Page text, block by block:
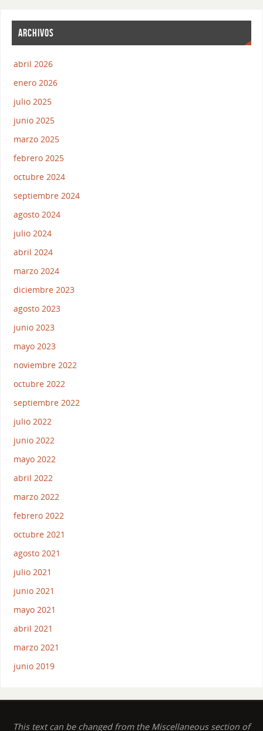
ARCHIVOS
abril 2026
enero 2026
julio 2025
junio 2025
marzo 2025
febrero 2025
octubre 2024
septiembre 2024
agosto 2024
julio 2024
abril 2024
marzo 2024
diciembre 2023
agosto 2023
junio 2023
mayo 2023
noviembre 2022
octubre 2022
septiembre 2022
julio 2022
junio 2022
mayo 2022
abril 2022
marzo 2022
febrero 2022
octubre 2021
agosto 2021
julio 2021
junio 2021
mayo 2021
abril 2021
marzo 2021
junio 2019
This text can be changed from the Miscellaneous section of